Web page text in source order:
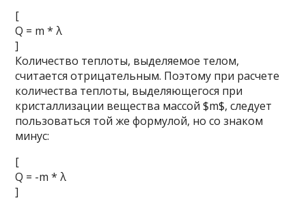
[
Q = m * λ
]
Количество теплоты, выделяемое телом,
считается отрицательным. Поэтому при расчете
количества теплоты, выделяющегося при
кристаллизации вещества массой $m$, следует
пользоваться той же формулой, но со знаком
минус:
[
Q = -m * λ
]